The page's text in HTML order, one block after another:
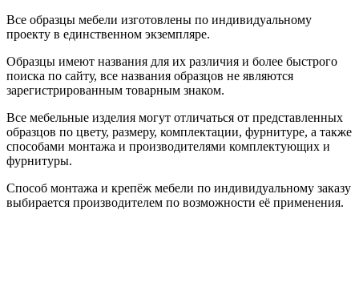
Все образцы мебели изготовлены по индивидуальному
проекту в единственном экземпляре.
Образцы имеют названия для их различия и более быстрого
поиска по сайту, все названия образцов не являются
зарегистрированным товарным знаком.
Все мебельные изделия могут отличаться от представленных
образцов по цвету, размеру, комплектации, фурнитуре, а также
способами монтажа и производителями комплектующих и
фурнитуры.
Способ монтажа и крепёж мебели по индивидуальному заказу
выбирается производителем по возможности её применения.